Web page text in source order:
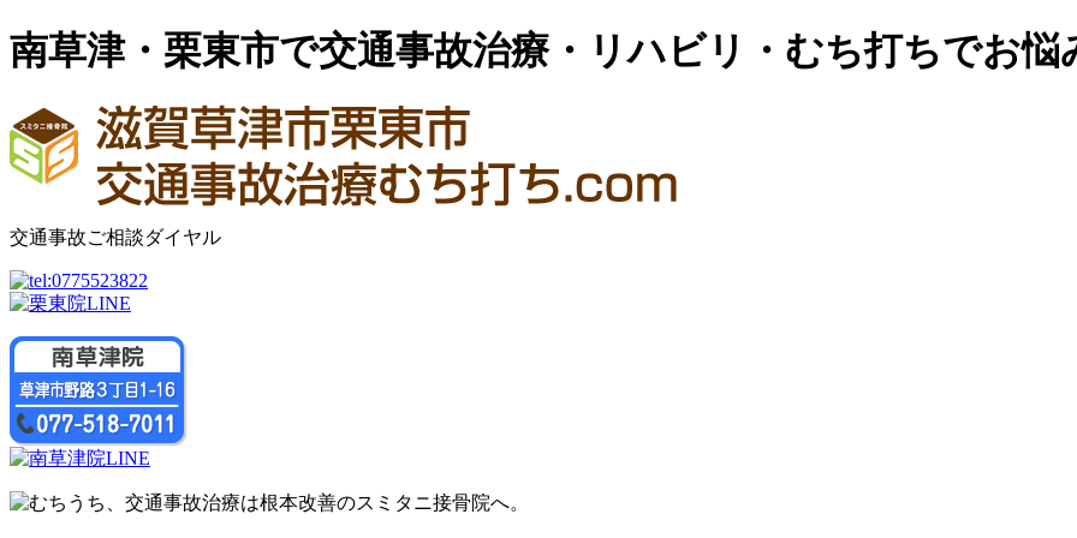
南草津・栗東市で交通事故治療・リハビリ・むち打ちでお悩
交通事故ご相談ダイヤル